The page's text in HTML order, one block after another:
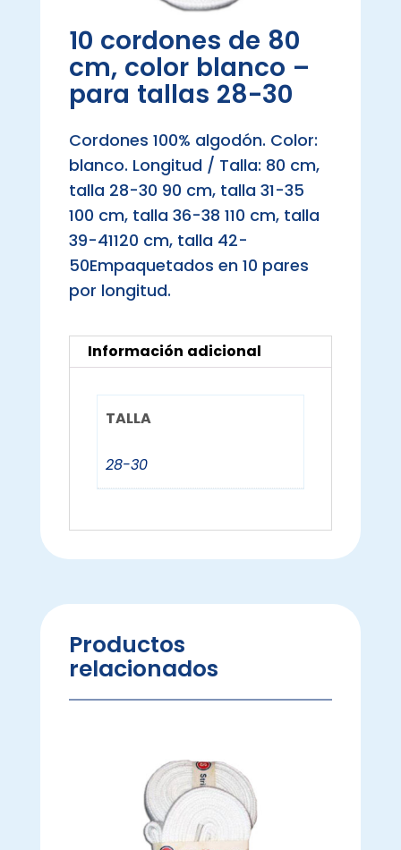
10 cordones de 80
cm, color blanco –
para tallas 28-30
Cordones 100% algodón. Color:
blanco. Longitud / Talla: 80 cm,
talla 28-30 90 cm, talla 31-35
100 cm, talla 36-38 110 cm, talla
39-41120 cm, talla 42-
50Empaquetados en 10 pares
por longitud.
Información adicional
TALLA
28-30
Productos
relacionados